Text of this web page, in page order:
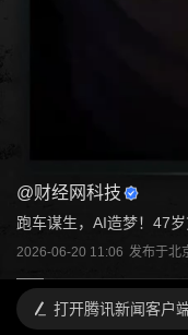
@财经网科技
跑车谋生，AI造梦！47
2026-06-20 11:06 发布于北
打开腾讯新闻客户